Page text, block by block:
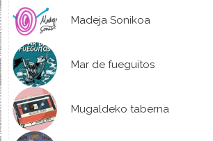
Madeja Sonikoa
Mar de fueguitos
Mugaldeko taberna